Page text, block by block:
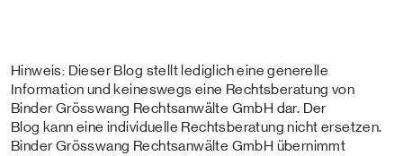
Hinweis: Dieser Blog stellt lediglich eine generelle
Information und keineswegs eine Rechtsberatung von
Binder Grösswang Rechtsanwälte GmbH dar. Der
Blog kann eine individuelle Rechtsberatung nicht ersetzen.
Binder Grösswang Rechtsanwälte GmbH übernimmt